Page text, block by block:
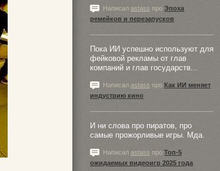
Написал astass про Эпоха
ремейков и перезапусков
Пока ИИ успешно используют для
фейковой рекламы от глав
компаний и глав государств...
Написал astass про Как ИИ меняет
индустрию кино
И ни слова про пиратов, про
самые прожорливые игры. Мда.
Написал astass про Топ-5
ожидаемых видеоигр 2025 года